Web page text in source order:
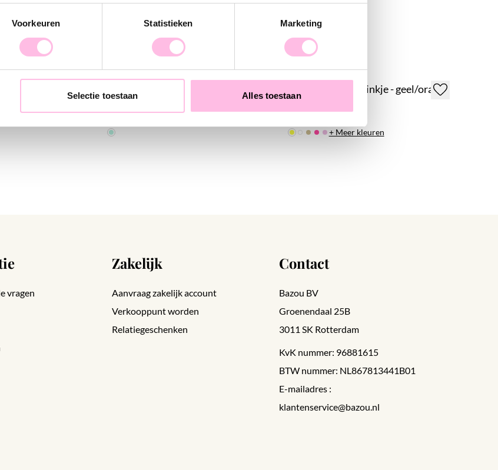
Voorkeuren Statistieken Marketing
Selectie toestaan Alles toestaan
Daisy flower kettinkje - geel/oranje
+ Meer kleuren
vragen
Zakelijk
Aanvraag zakelijk account
Verkooppunt worden
Relatiegeschenken
Contact
Bazou BV
Groenendaal 25B
3011 SK Rotterdam
KvK nummer: 96881615
BTW nummer: NL867813441B01
E-mailadres :
klantenservice@bazou.nl